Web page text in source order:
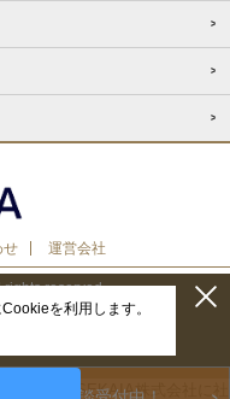
せ 運営会社
reserved.
ンツからSEKAIA株式会社に社
を利用します。